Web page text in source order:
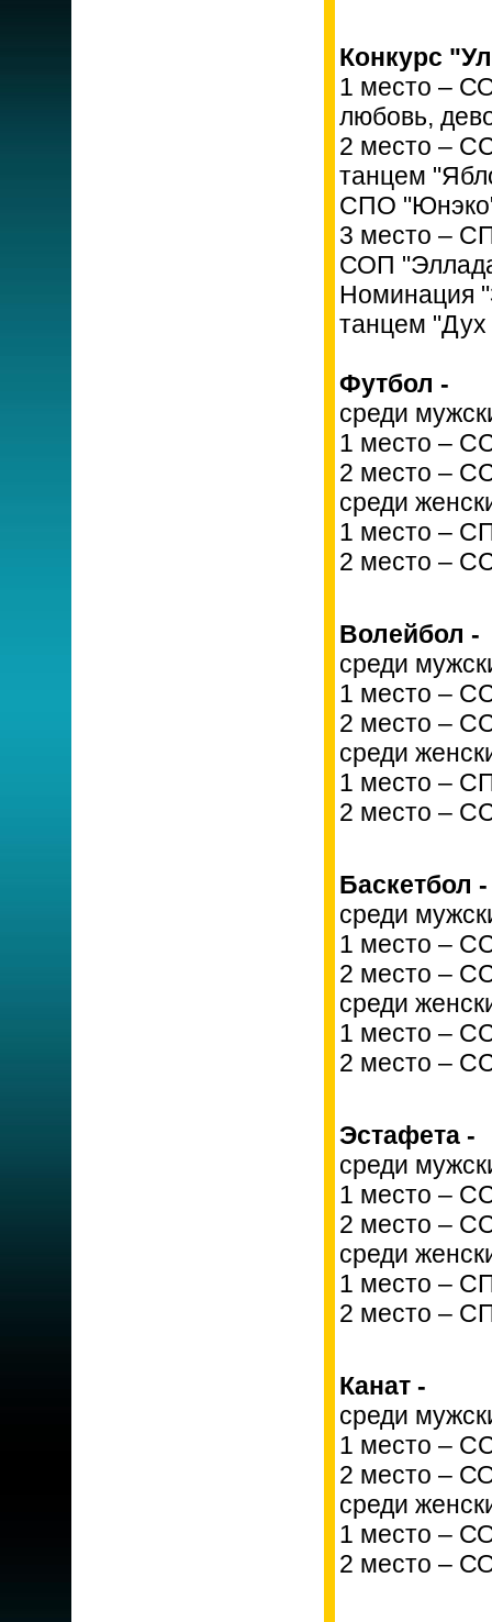
Конкурс
1 место –
любовь,
2 место –
танцем
СПО "Юнэко"
3 место –
СОП
Номинация
танцем "Дух
Футбол -
среди
1 место –
2 место –
среди
1 место –
2 место –
Волейбол -
среди
1 место –
2 место –
среди
1 место –
2 место –
Баскетбол -
среди
1 место –
2 место –
среди
1 место –
2 место –
Эстафета -
среди
1 место –
2 место –
среди
1 место –
2 место –
Канат -
среди
1 место –
2 место –
среди
1 место –
2 место –